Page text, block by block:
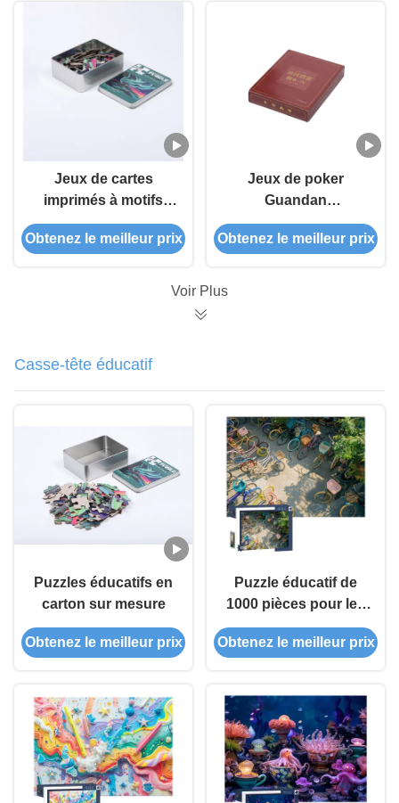
Jeux de cartes
imprimés à motifs
d'apprentissage
Puzzles éducatifs
Obtenez le meilleur prix
Jeux de poker
Guandan
Apprentissage
Cérémonies Cadeaux
Obtenez le meilleur prix
Voir Plus
Casse-tête éducatif
Puzzles éducatifs en
carton sur mesure
Obtenez le meilleur prix
Puzzle éducatif de
1000 pièces pour les
plus de 3 ans
Obtenez le meilleur prix